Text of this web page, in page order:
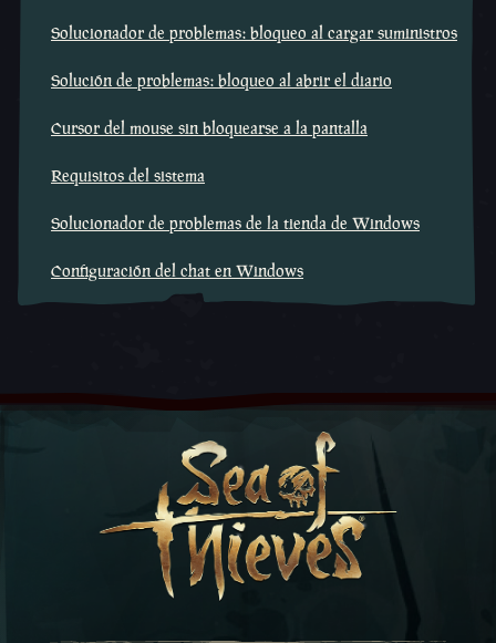
Solucionador de problemas: bloqueo al cargar suministros
Solución de problemas: bloqueo al abrir el diario
Cursor del mouse sin bloquearse a la pantalla
Requisitos del sistema
Solucionador de problemas de la tienda de Windows
Configuración del chat en Windows